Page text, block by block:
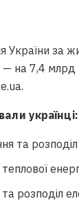
України за
на 7,4 млрд
українці:
та
розподіл